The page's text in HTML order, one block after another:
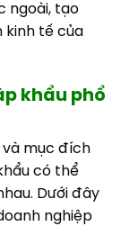
ngoài, tạo
kinh tế của
khẩu phổ
và mục đích
có thể
Dưới đây
nghiệp